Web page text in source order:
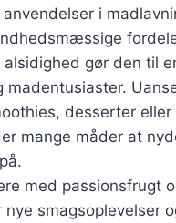
i
alsidighed gør den til
madentusiaster.
desserter eller
mange måder at
med passionsfrugt
smagsoplevelser